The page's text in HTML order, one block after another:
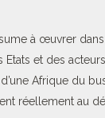
à œuvrer
Etats et des
Afrique du
réellement au